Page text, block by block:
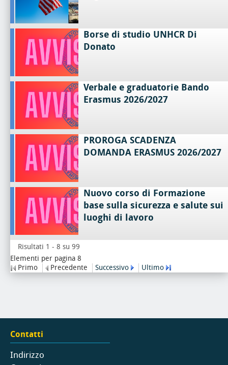
Borse di studio UNHCR Di
Donato
Verbale e graduatorie Bando
Erasmus 2026/2027
PROROGA SCADENZA
DOMANDA ERASMUS 2026/2027
Nuovo corso di Formazione
base sulla sicurezza e salute sui
luoghi di lavoro
Risultati 1 - 8 su 99
Elementi per pagina 8
Primo
Precedente Successivo Ultimo
Contatti
Indirizzo